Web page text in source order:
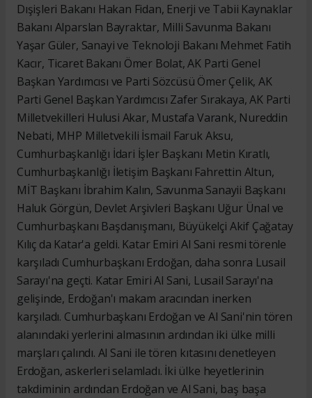
Dışişleri Bakanı Hakan Fidan, Enerji ve Tabii Kaynaklar
Bakanı Alparslan Bayraktar, Milli Savunma Bakanı
Yaşar Güler, Sanayi ve Teknoloji Bakanı Mehmet Fatih
Kacır, Ticaret Bakanı Ömer Bolat, AK Parti Genel
Başkan Yardımcısı ve Parti Sözcüsü Ömer Çelik, AK
Parti Genel Başkan Yardımcısı Zafer Sırakaya, AK Parti
Milletvekilleri Hulusi Akar, Mustafa Varank, Nureddin
Nebati, MHP Milletvekili İsmail Faruk Aksu,
Cumhurbaşkanlığı İdari İşler Başkanı Metin Kıratlı,
Cumhurbaşkanlığı İletişim Başkanı Fahrettin Altun,
MİT Başkanı İbrahim Kalın, Savunma Sanayii Başkanı
Haluk Görgün, Devlet Arşivleri Başkanı Uğur Ünal ve
Cumhurbaşkanı Başdanışmanı, Büyükelçi Akif Çağatay
Kılıç da Katar'a geldi. Katar Emiri Al Sani resmi törenle
karşıladı Cumhurbaşkanı Erdoğan, daha sonra Lusail
Sarayı'na geçti. Katar Emiri Al Sani, Lusail Sarayı'na
gelişinde, Erdoğan'ı makam aracından inerken
karşıladı. Cumhurbaşkanı Erdoğan ve Al Sani'nin tören
alanındaki yerlerini almasının ardından iki ülke milli
marşları çalındı. Al Sani ile tören kıtasını denetleyen
Erdoğan, askerleri selamladı. İki ülke heyetlerinin
takdiminin ardından Erdoğan ve Al Sani, baş başa